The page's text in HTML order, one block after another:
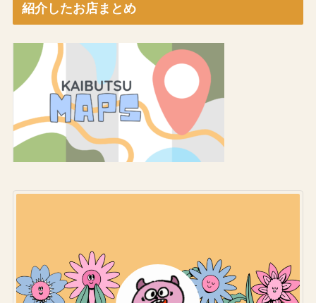
紹介したお店まとめ